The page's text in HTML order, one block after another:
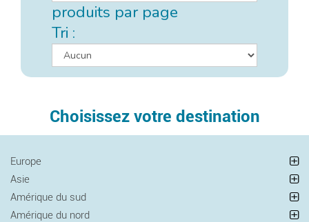
produits par page
Tri :
Choisissez votre destination
Europe
Asie
Amérique du sud
Amérique du nord